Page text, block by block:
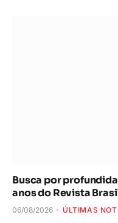
Busca por
anos do Revista
06/08/2026 ÚLTIMAS